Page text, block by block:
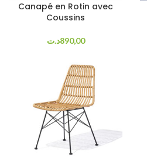
Canapé en Rotin avec
Coussins
890,00د.ت